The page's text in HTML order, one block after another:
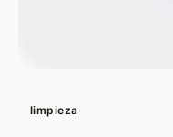
limpieza